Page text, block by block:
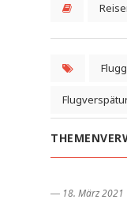
― 18. März 2021